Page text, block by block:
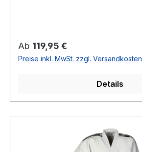
Regulärer Preis:
Ab 119,95 €
Preise inkl. MwSt. zzgl. Versandkosten
Details